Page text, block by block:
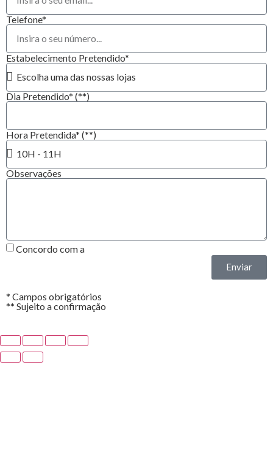
Telefone*
Estabelecimento Pretendido*
Dia Pretendido* (**)
Hora Pretendida* (**)
Observações
Concordo com a
Enviar
* Campos obrigatórios
** Sujeito a confirmação